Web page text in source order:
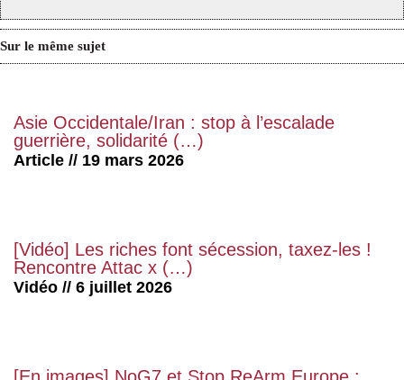
Sur le même sujet
Asie Occidentale/Iran : stop à l’escalade
guerrière, solidarité (…)
Article // 19 mars 2026
[Vidéo] Les riches font sécession, taxez-les !
Rencontre Attac x (…)
Vidéo // 6 juillet 2026